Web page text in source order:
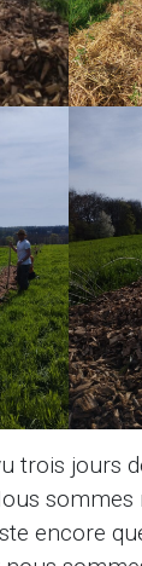
trois jours
sommes
encore